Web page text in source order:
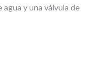
y una válvula de